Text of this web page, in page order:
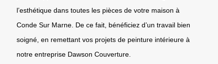
l’esthétique dans toutes les pièces de votre maison à
Conde Sur Marne. De ce fait, bénéficiez d’un travail bien
soigné, en remettant vos projets de peinture intérieure à
notre entreprise Dawson Couverture.